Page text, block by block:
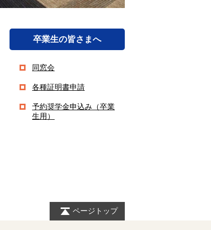
卒業生の皆さまへ
同窓会
各種証明書申請
予約奨学金申込み（卒業
生用）
ページトップ